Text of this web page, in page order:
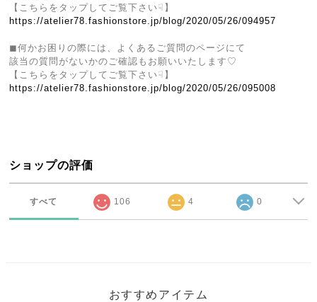
【こちらをタップしてご覧下さい☟】
https://atelier78.fashionstore.jp/blog/2020/05/26/094957
◼︎何かお困りの際には、よくあるご質問のページにて
該当の質問がないかのご確認もお願いいたします♡
【こちらをタップしてご覧下さい☟】
https://atelier78.fashionstore.jp/blog/2020/05/26/095008
ショップの評価
すべて 106 4 0
おすすめアイテム